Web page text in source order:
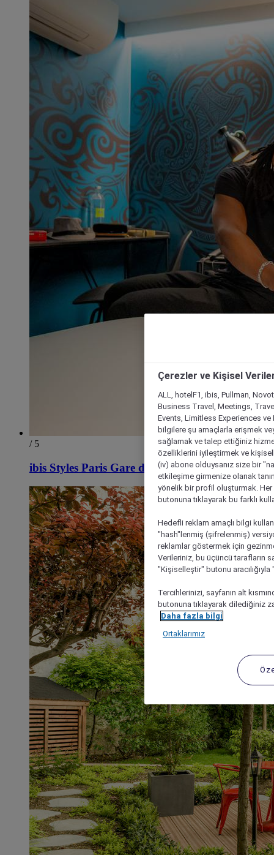
/ 5
ibis Styles Paris Gare de l'Est Magenta
Çerezler ve Kişisel
ALL, hotelF1, ibis, Pullman,
Business Travel, Meetings,
Events, Limitless Experiences
bilgilere şu amaçlarla erişmek
sağlamak ve talep ettiğiniz
özelliklerini iyileştirmek ve
(iv) abone olduysanız size bir
etkileşime girmenize olanak
yönelik bir profil oluşturmak.
butonuna tıklayarak bu farklı
Hedefli reklam amaçlı bilgi
"hash"lenmiş (şifrelenmiş)
reklamlar göstermek için
Verileriniz, bu üçüncü tarafların
"Kişiselleştir" butonu
Tercihlerinizi, sayfanın alt
butonuna tıklayarak dilediğiniz
Daha fazla bilgi
Ortaklarımız